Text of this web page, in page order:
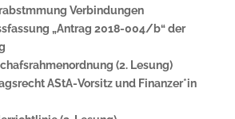
Verbindungen
„Antrag 2018-004/b“ der
(2. Lesung)
AStA-Vorsitz und Finanzer*in